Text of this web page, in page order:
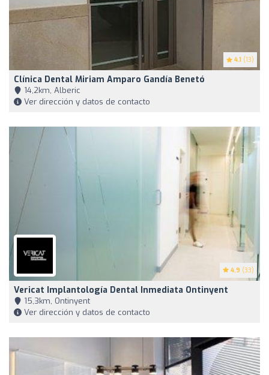
4.1 (13)
Clínica Dental Miriam Amparo Gandía Benetó
14,2km, Alberic
Ver dirección y datos de contacto
4.9 (33)
Vericat Implantología Dental Inmediata Ontinyent
15,3km, Ontinyent
Ver dirección y datos de contacto